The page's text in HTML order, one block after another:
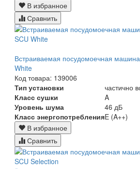
В избранное
Сравнить
Встраиваемая посудомоечная
White
Код товара: 139006
Тип установки
частично
Класс сушки
A
Уровень шума
46 дБ
Класс энергопотребленияE (A++)
В избранное
Сравнить